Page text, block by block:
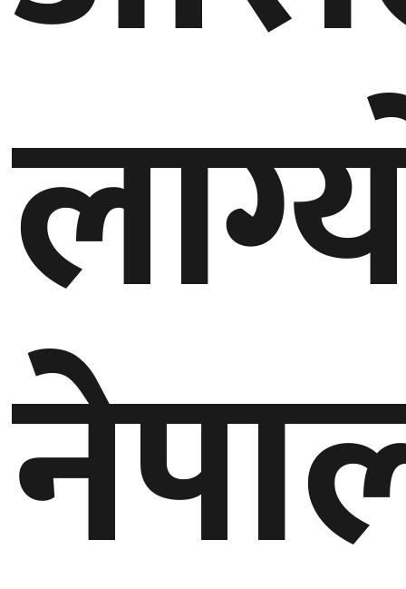
प्रदेश
५
कर्णाली
प्रदेश
सुदूरपश्चिम
प्रदेश
विचार
मनाेरञ्जन
खेलकुद
घुमफिर